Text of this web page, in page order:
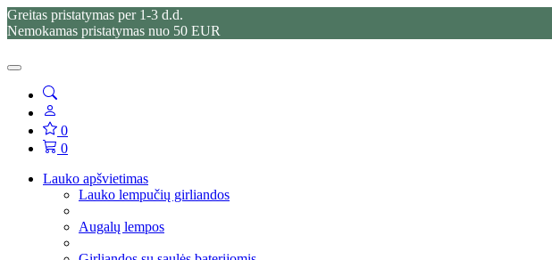
Greitas pristatymas per 1-3 d.d.
Nemokamas pristatymas nuo 50 EUR
0
0
Lauko apšvietimas
Lauko lempučių girliandos
Augalų lempos